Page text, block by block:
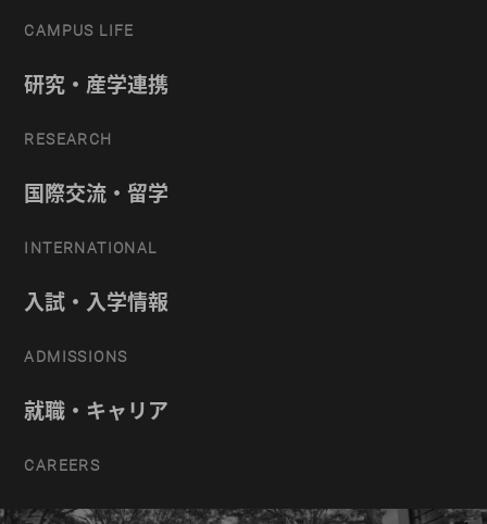
CAMPUS LIFE
研究・産学連携
RESEARCH
国際交流・留学
INTERNATIONAL
入試・入学情報
ADMISSIONS
就職・キャリア
CAREERS